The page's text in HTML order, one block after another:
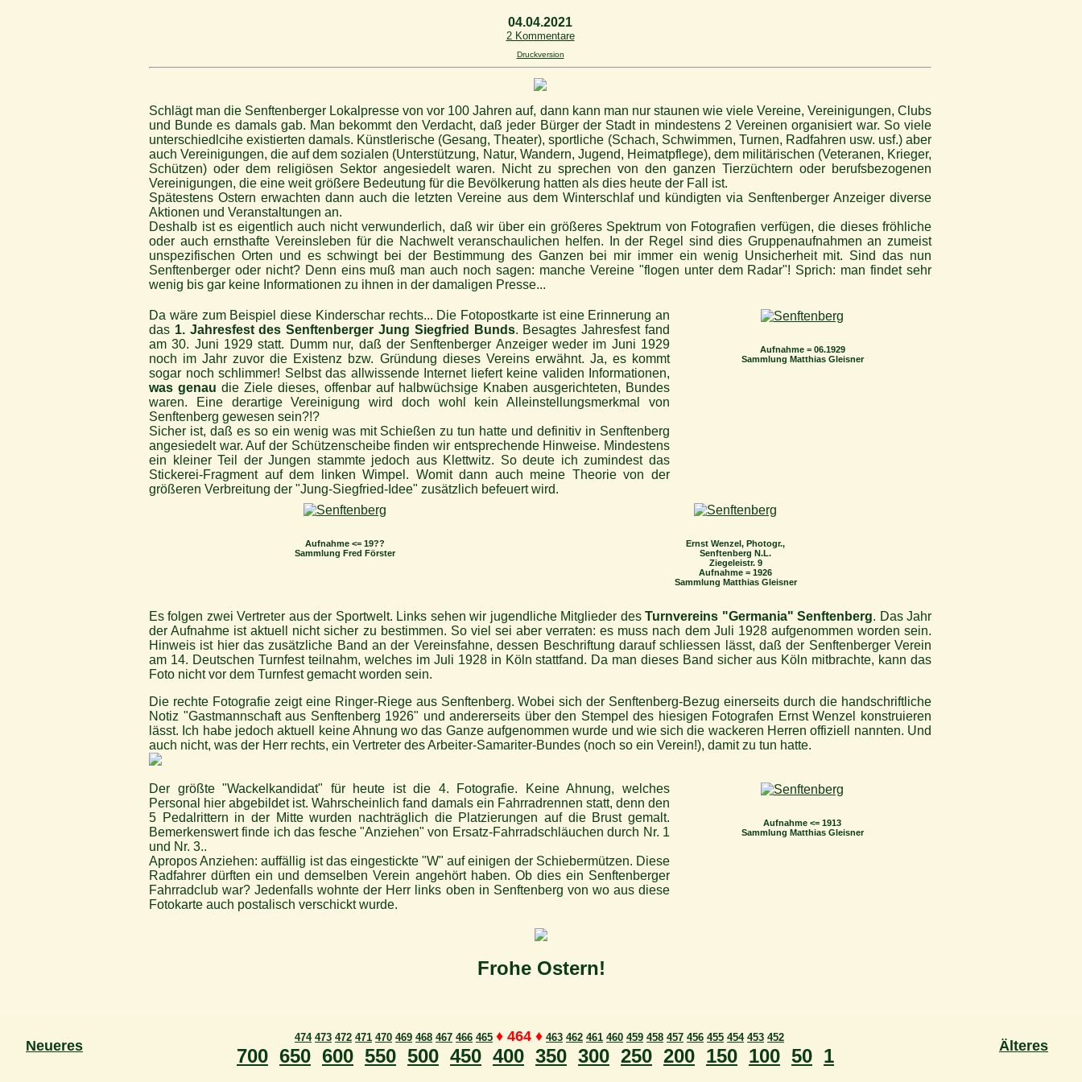
Neueres Älteres
474 473 472 471 470 469 468 467 466 465 ♦ 464 ♦ 463 462 461 460 459 458 457 456 455 454 453 452
700 650 600 550 500 450 400 350 300 250 200 150 100 50 1
04.04.2021
2 Kommentare
Druckversion
Schlägt man die Senftenberger Lokalpresse von vor 100 Jahren auf, dann kann man nur staunen wie viele Vereine, Vereinigungen, Clubs
und Bunde es damals gab. Man bekommt den Verdacht, daß jeder Bürger der Stadt in mindestens 2 Vereinen organisiert war. So viele
unterschiedlcihe existierten damals. Künstlerische (Gesang, Theater), sportliche (Schach, Schwimmen, Turnen, Radfahren usw. usf.) aber
auch Vereinigungen, die auf dem sozialen (Unterstützung, Natur, Wandern, Jugend, Heimatpflege), dem militärischen (Veteranen, Krieger,
Schützen) oder dem religiösen Sektor angesiedelt waren. Nicht zu sprechen von den ganzen Tierzüchtern oder berufsbezogenen
Vereinigungen, die eine weit größere Bedeutung für die Bevölkerung hatten als dies heute der Fall ist.
Spätestens Ostern erwachten dann auch die letzten Vereine aus dem Winterschlaf und kündigten via Senftenberger Anzeiger diverse
Aktionen und Veranstaltungen an.
Deshalb ist es eigentlich auch nicht verwunderlich, daß wir über ein größeres Spektrum von Fotografien verfügen, die dieses fröhliche
oder auch ernsthafte Vereinsleben für die Nachwelt veranschaulichen helfen. In der Regel sind dies Gruppenaufnahmen an zumeist
unspezifischen Orten und es schwingt bei der Bestimmung des Ganzen bei mir immer ein wenig Unsicherheit mit. Sind das nun
Senftenberger oder nicht? Denn eins muß man auch noch sagen: manche Vereine "flogen unter dem Radar"! Sprich: man findet sehr
wenig bis gar keine Informationen zu ihnen in der damaligen Presse...
Da wäre zum Beispiel diese Kinderschar rechts... Die Fotopostkarte ist eine Erinnerung an
das 1. Jahresfest des Senftenberger Jung Siegfried Bunds. Besagtes Jahresfest fand
am 30. Juni 1929 statt. Dumm nur, daß der Senftenberger Anzeiger weder im Juni 1929
noch im Jahr zuvor die Existenz bzw. Gründung dieses Vereins erwähnt. Ja, es kommt
sogar noch schlimmer! Selbst das allwissende Internet liefert keine validen Informationen,
was genau die Ziele dieses, offenbar auf halbwüchsige Knaben ausgerichteten, Bundes
waren. Eine derartige Vereinigung wird doch wohl kein Alleinstellungsmerkmal von
Senftenberg gewesen sein?!?
Sicher ist, daß es so ein wenig was mit Schießen zu tun hatte und definitiv in Senftenberg
angesiedelt war. Auf der Schützenscheibe finden wir entsprechende Hinweise. Mindestens
ein kleiner Teil der Jungen stammte jedoch aus Klettwitz. So deute ich zumindest das
Stickerei-Fragment auf dem linken Wimpel. Womit dann auch meine Theorie von der
größeren Verbreitung der "Jung-Siegfried-Idee" zusätzlich befeuert wird.
Aufnahme = 06.1929
Sammlung Matthias Gleisner
Aufnahme <= 19??
Sammlung Fred Förster
Ernst Wenzel, Photogr.,
Senftenberg N.L.
Ziegeleistr. 9
Aufnahme = 1926
Sammlung Matthias Gleisner
Es folgen zwei Vertreter aus der Sportwelt. Links sehen wir jugendliche Mitglieder desTurnvereins "Germania" Senftenberg. Das Jahr
der Aufnahme ist aktuell nicht sicher zu bestimmen. So viel sei aber verraten: es muss nach dem Juli 1928 aufgenommen worden sein.
Hinweis ist hier das zusätzliche Band an der Vereinsfahne, dessen Beschriftung darauf schliessen lässt, daß der Senftenberger Verein
am 14. Deutschen Turnfest teilnahm, welches im Juli 1928 in Köln stattfand. Da man dieses Band sicher aus Köln mitbrachte, kann das
Foto nicht vor dem Turnfest gemacht worden sein.
Die rechte Fotografie zeigt eine Ringer-Riege aus Senftenberg. Wobei sich der Senftenberg-Bezug einerseits durch die handschriftliche
Notiz "Gastmannschaft aus Senftenberg 1926" und andererseits über den Stempel des hiesigen Fotografen Ernst Wenzel konstruieren
lässt. Ich habe jedoch aktuell keine Ahnung wo das Ganze aufgenommen wurde und wie sich die wackeren Herren offiziell nannten. Und
auch nicht, was der Herr rechts, ein Vertreter des Arbeiter-Samariter-Bundes (noch so ein Verein!), damit zu tun hatte.
Der größte "Wackelkandidat" für heute ist die 4. Fotografie. Keine Ahnung, welches
Personal hier abgebildet ist. Wahrscheinlich fand damals ein Fahrradrennen statt, denn den
5 Pedalrittern in der Mitte wurden nachträglich die Platzierungen auf die Brust gemalt.
Bemerkenswert finde ich das fesche "Anziehen" von Ersatz-Fahrradschläuchen durch Nr. 1
und Nr. 3..
Apropos Anziehen: auffällig ist das eingestickte "W" auf einigen der Schiebermützen. Diese
Radfahrer dürften ein und demselben Verein angehört haben. Ob dies ein Senftenberger
Fahrradclub war? Jedenfalls wohnte der Herr links oben in Senftenberg von wo aus diese
Fotokarte auch postalisch verschickt wurde.
Aufnahme <= 1913
Sammlung Matthias Gleisner
Frohe Ostern!